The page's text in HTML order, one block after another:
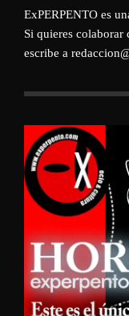
ExPERPENTO es
Si quieres
escribe a